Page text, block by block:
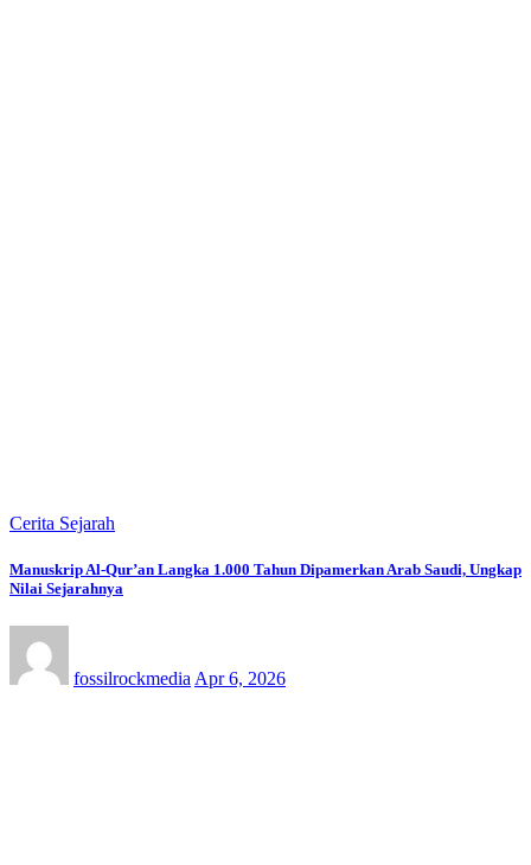
Cerita Sejarah
Manuskrip Al-Qur’an Langka 1.000 Tahun Dipamerkan Arab Saudi, Ungkap
Nilai Sejarahnya
fossilrockmedia Apr 6, 2026